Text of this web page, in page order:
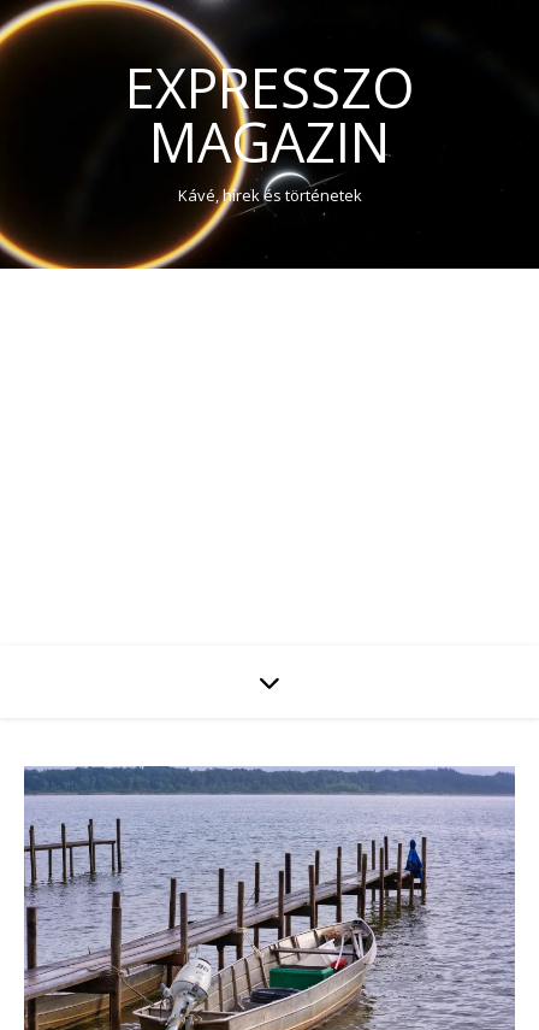
EXPRESSZO
MAGAZIN
Kávé, hírek és történetek